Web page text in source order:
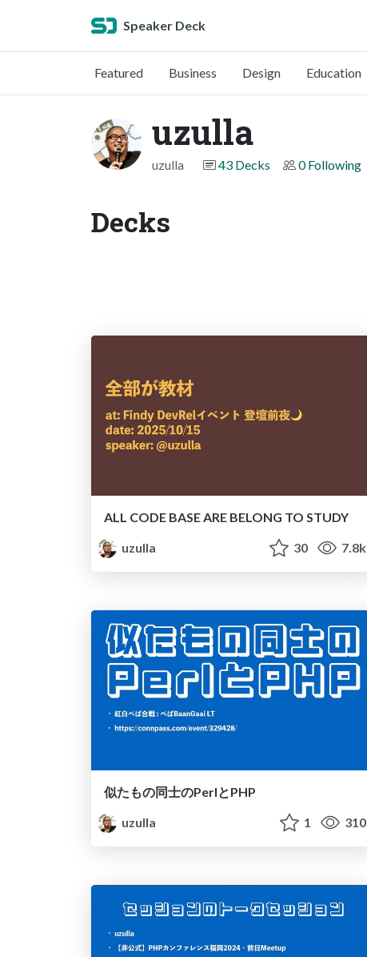
Speaker Deck
Featured Business Design Education
uzulla
uzulla 43 Decks 0 Following
Decks
ALL CODE BASE ARE BELONG TO STUDY
uzulla
30 7.8k
似たもの同士のPerlとPHP
uzulla
1 310